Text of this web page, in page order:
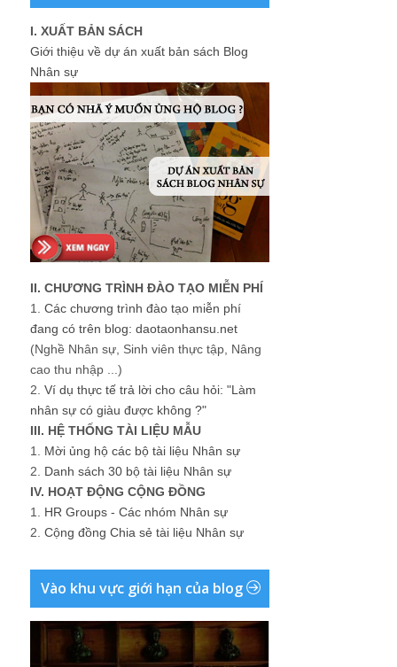
I. XUẤT BẢN SÁCH
Giới thiệu về dự án xuất bản sách Blog
Nhân sự
II. CHƯƠNG TRÌNH ĐÀO TẠO MIỄN PHÍ
1. Các chương trình đào tạo miễn phí
đang có trên blog: daotaonhansu.net
(Nghề Nhân sự, Sinh viên thực tập, Nâng
cao thu nhập ...)
2. Ví dụ thực tế trả lời cho câu hỏi: "Làm
nhân sự có giàu được không ?"
III. HỆ THỐNG TÀI LIỆU MẪU
1. Mời ủng hộ các bộ tài liệu Nhân sự
2. Danh sách 30 bộ tài liệu Nhân sự
IV. HOẠT ĐỘNG CỘNG ĐỒNG
1. HR Groups - Các nhóm Nhân sự
2. Cộng đồng Chia sẻ tài liệu Nhân sự
Vào khu vực giới hạn của blog